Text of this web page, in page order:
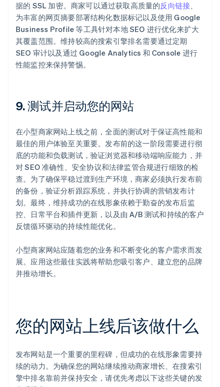
据的 SSL 加密。商家可以通过获取高质量的反向链接、
为丰富的网页摘要部署结构化数据标记以及使用 Google
Business Profile 等工具针对本地 SEO 进行优化来扩大
其覆盖范围。维持较高的搜索引擎排名需要通过定期
SEO 审计以及通过 Google Analytics 和 Console 进行
性能监控来保持警惕。
9. 测试并启动您的网站
在小型商家网站上线之前，全面的测试对于保证高性能和
最佳的用户体验至关重要。发布前的这一阶段需要进行彻
底的功能和负载测试，验证浏览器和移动端响应能力，并
对 SEO 准确性、安全协议和法律监管合规进行细致的检
查。为了确保平稳过渡到生产环境，商家必须执行发布前
的备份，验证分析跟踪系统，并执行协调的营销发布计
划。最终，维持成功的在线形象依赖于勤奋的发布后监
控、日常平台和插件更新，以及由 A/B 测试和持续的客户
反馈循环驱动的持续性能优化。
小型商家网站应随着您的业务和不断变化的客户需求而发
展。应用这些最佳实践将帮助您吸引客户、建立您的品牌
并推动增长。
您的网站上线后该做什么
发布网站是一个重要的里程碑，但成功的在线形象需要持
续的动力。为确保您的网站继续推动商家增长、在搜索引
擎中排名靠前并保持安全，请优先考虑以下这些关键的发